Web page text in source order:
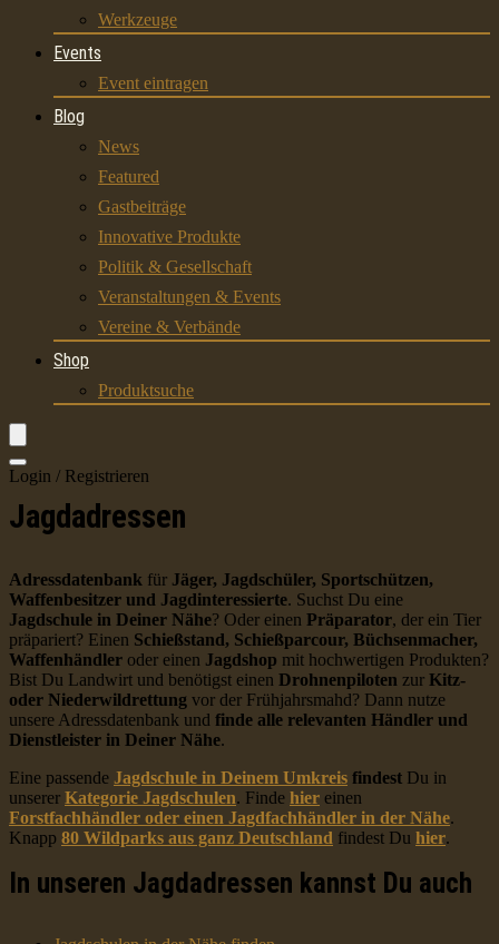
Werkzeuge
Events
Event eintragen
Blog
News
Featured
Gastbeiträge
Innovative Produkte
Politik & Gesellschaft
Veranstaltungen & Events
Vereine & Verbände
Shop
Produktsuche
Login / Registrieren
Jagdadressen
Adressdatenbank für Jäger, Jagdschüler, Sportschützen,
Waffenbesitzer und Jagdinteressierte. Suchst Du eine
Jagdschule in Deiner Nähe? Oder einen Präparator, der ein Tier
präpariert? Einen Schießstand, Schießparcour, Büchsenmacher,
Waffenhändler oder einen Jagdshop mit hochwertigen Produkten?
Bist Du Landwirt und benötigst einen Drohnenpiloten zur Kitz-
oder Niederwildrettung vor der Frühjahrsmahd? Dann nutze
unsere Adressdatenbank und finde alle relevanten Händler und
Dienstleister in Deiner Nähe.
Eine passende Jagdschule in Deinem Umkreis findest Du in
unserer Kategorie Jagdschulen. Finde hier einen
Forstfachhändler oder einen Jagdfachhändler in der Nähe.
Knapp 80 Wildparks aus ganz Deutschland findest Du hier.
In unseren Jagdadressen kannst Du auch